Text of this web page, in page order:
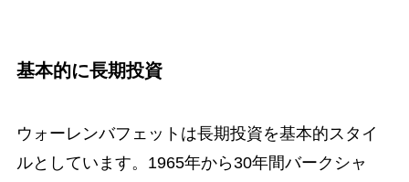
基本的に長期投資
ウォーレンバフェットは長期投資を基本的スタイ
ルとしています。1965年から30年間バークシャ